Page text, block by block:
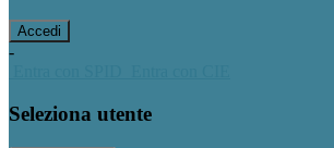
-
Seleziona utente